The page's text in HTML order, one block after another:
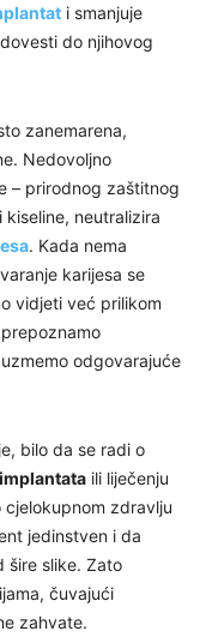
i smanjuje
do njihovog
zanemarena,
Nedovoljno
– prirodnog zaštitnog
neutralizira
. Kada nema
karijesa se
vidjeti već prilikom
odgovarajuće
bilo da se radi o
implantata ili liječenju
cjelokupnom zdravlju
jedinstven i da
šire slike. Zato
čuvajući
zahvate.